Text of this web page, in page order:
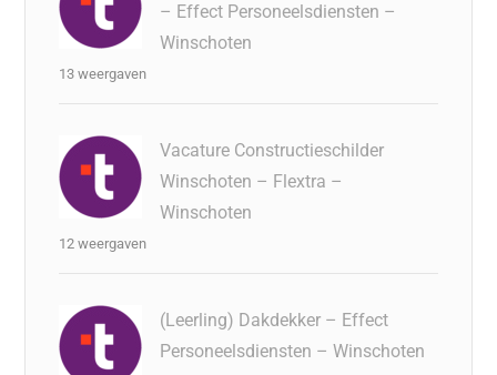
– Effect Personeelsdiensten –
Winschoten
13 weergaven
Vacature Constructieschilder
Winschoten – Flextra –
Winschoten
12 weergaven
(Leerling) Dakdekker – Effect
Personeelsdiensten – Winschoten